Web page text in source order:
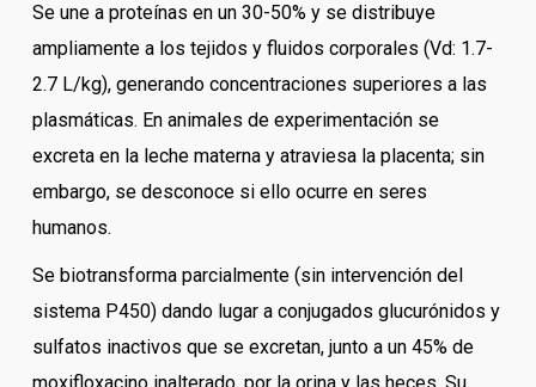
Se une a proteínas en un 30-50% y se distribuye
ampliamente a los tejidos y fluidos corporales (Vd: 1.7-
2.7 L/kg), generando concentraciones superiores a las
plasmáticas. En animales de experimentación se
excreta en la leche materna y atraviesa la placenta; sin
embargo, se desconoce si ello ocurre en seres
humanos.
Se biotransforma parcialmente (sin intervención del
sistema P450) dando lugar a conjugados glucurónidos y
sulfatos inactivos que se excretan, junto a un 45% de